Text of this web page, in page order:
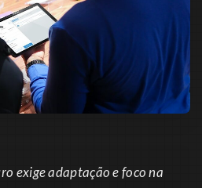
exige adaptação e foco na